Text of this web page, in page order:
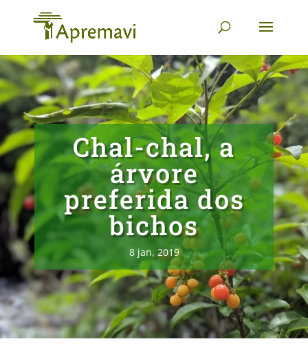
Chal-chal, a
árvore
preferida dos
bichos
8 jan, 2019